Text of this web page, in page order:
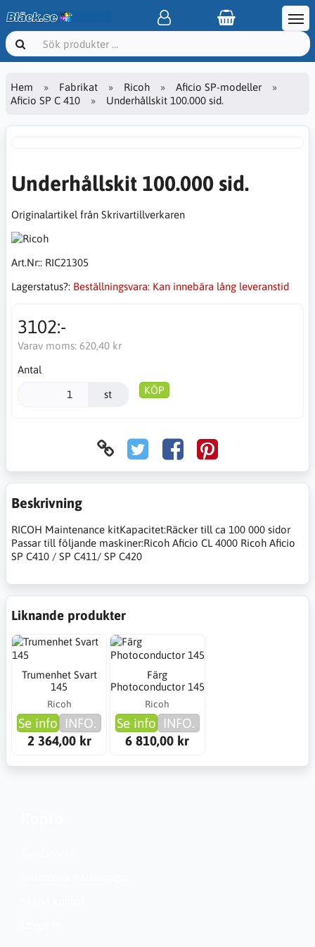
Hem Fabrikat Ricoh
Aficio SP-modeller
Aficio SP C 410
Underhållskit 100.000 sid.
Underhållskit 100.000 sid.
Originalartikel från Skrivartillverkaren
Art.Nr:: RIC21305
Lagerstatus?: Beställningsvara: Kan innebära lång leveranstid
3102:-
Varav moms: 620,40 kr
Antal
st KÖP
Beskrivning
RICOH Maintenance kitKapacitet:Räcker till ca 100 000 sidor
Passar till följande maskiner:Ricoh Aficio CL 4000 Ricoh Aficio
SP C410 / SP C411/ SP C420
Liknande produkter
Trumenhet Svart
145
Ricoh
Se info INFO.
2 364,00 kr
Färg
Photoconductor 145
Ricoh
Se info INFO.
6 810,00 kr